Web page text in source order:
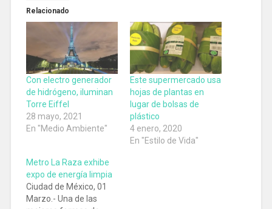
Relacionado
Con electro generador
de hidrógeno, iluminan
Torre Eiffel
28 mayo, 2021
En "Medio Ambiente"
Este supermercado usa
hojas de plantas en
lugar de bolsas de
plástico
4 enero, 2020
En "Estilo de Vida"
Metro La Raza exhibe
expo de energía limpia
Ciudad de México, 01
Marzo.- Una de las